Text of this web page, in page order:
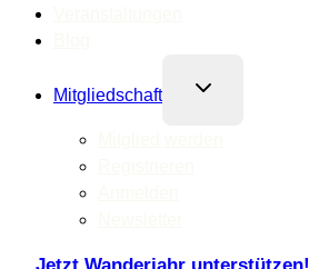
Mitgliedschaft
Untermenü
Jetzt Wanderjahr unterstützen!